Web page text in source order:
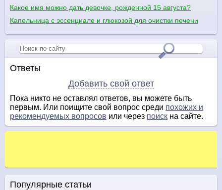
Какое имя можно дать девочке, рожденной 15 августа?
Капельница с эссенциале и глюкозой для очистки печени
Ответы
Добавить свой ответ
Пока никто не оставлял ответов, вы можете быть
первым. Или поищите свой вопрос среди похожих и
рекомендуемых вопросов или через поиск на сайте.
Популярные статьи